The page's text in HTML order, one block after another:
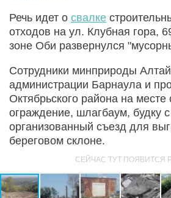
Речь идет о свалке
отходов на ул. Клубная гора,
зоне Оби развернулся
Сотрудники минприроды
администрации Барнаула и
Октябрьского района на
ограждение, шлагбаум, будку
организованный съезд для
береговом склоне.